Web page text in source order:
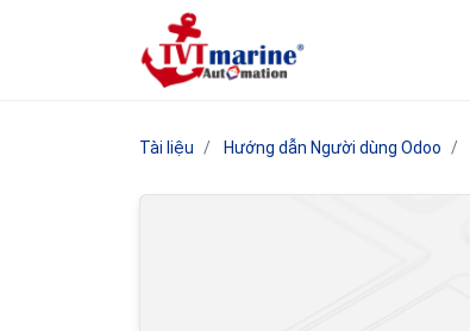
Tài liệu Hướng dẫn Người dùng Odoo